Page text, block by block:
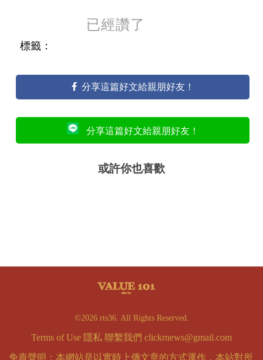
已經讚了
標籤：
分享這篇好文給親朋好友！
分享這篇好文給親朋好友！
或許你也喜歡
©2026 rts36. All Rights Reserved.
Terms of Use 隱私 聯繫我們 clickrnews@gmail.com
免責聲明：本網站是以實時上傳文章的方式運作，本站對所